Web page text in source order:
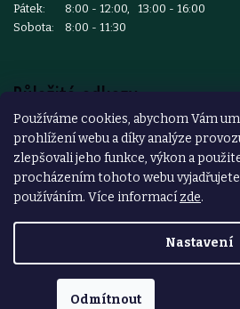
Používáme cookies, abychom Vám
prohlížení webu a díky analýze
zlepšovali jeho funkce, výkon a
procházením tohoto webu
používáním. Více informací zde.
Nastavení
Odmítnout
Pátek:
8:00 - 12:00, 13:00 - 16:00
Sobota:
8:00 - 11:30
Důležité odkazy
Reklamace a vrácení zboží
Obchodní podmínky
Podmínky ochrany osobních údajů